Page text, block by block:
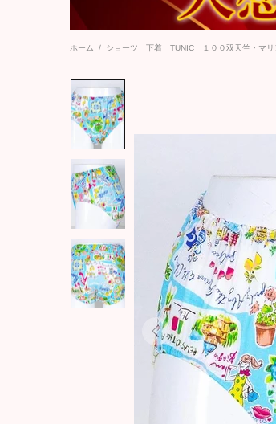
ホーム ショーツ 下着 TUNIC １００双天竺・マ